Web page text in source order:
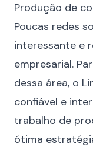
Produção de
Poucas redes
interessante e
empresarial.
dessa área, o
confiável e
trabalho de
ótima